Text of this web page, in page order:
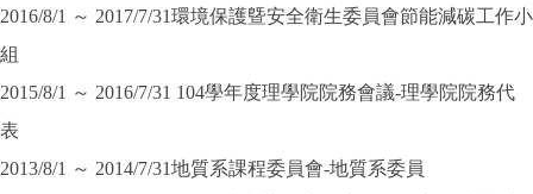
2016/8/1 ～ 2017/7/31環境保護曁安全衛生委員會節能減碳工作小
組
2015/8/1 ～ 2016/7/31 104學年度理學院院務會議-理學院院務代
表
2013/8/1 ～ 2014/7/31地質系課程委員會-地質系委員